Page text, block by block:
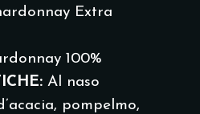
Extra
100%
Al naso
pompelmo,